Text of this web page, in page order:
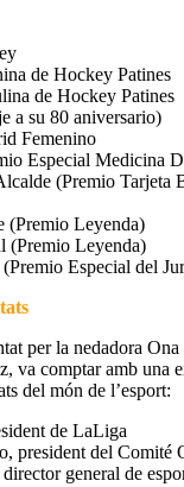
de Hockey Patines
de Hockey Patines
a su 80 aniversario)
Femenino
Especial Medicina
(Premio Tarjeta
(Premio Leyenda)
(Premio Leyenda)
Especial del
per la nedadora
va comptar amb una
del món de l’esport:
de LaLiga
president del Comité
general de